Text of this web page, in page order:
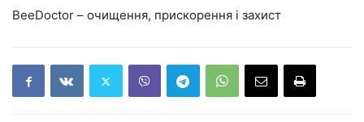
BeeDoctor – очищення, прискорення і захист